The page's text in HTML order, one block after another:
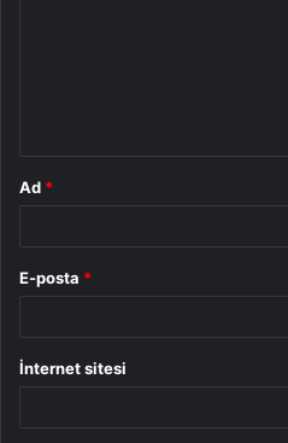
Ad *
E-posta *
İnternet sitesi